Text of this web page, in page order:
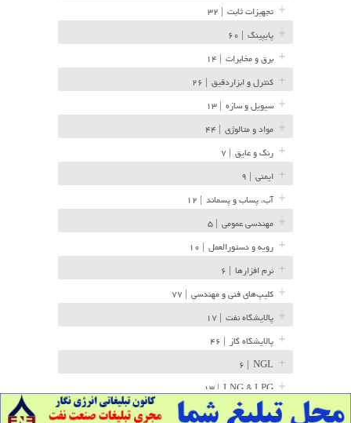
تجهیزات ثابت
پایپینگ
برق و مخابرات
کنترل و ابزاردقیق
سیویل و سازه
مواد و متالوژی
رنگ و عایق
ایمنی
آب، پساب و پسماند
مهندسی عمومی
رویه و دستورالعمل
نرم افزارها
کلیپ‌های فنی و مهندسی
پالایشگاه نفت
پالایشگاه گاز
NGL
LNG & LPG | ۱۳
خط لوله | ۳۶